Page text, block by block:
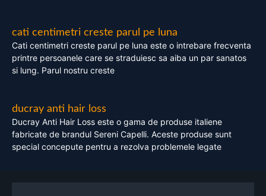
cati centimetri creste parul pe luna
Cati centimetri creste parul pe luna este o intrebare frecventa
printre persoanele care se straduiesc sa aiba un par sanatos
si lung. Parul nostru creste
ducray anti hair loss
Ducray Anti Hair Loss este o gama de produse italiene
fabricate de brandul Sereni Capelli. Aceste produse sunt
special concepute pentru a rezolva problemele legate